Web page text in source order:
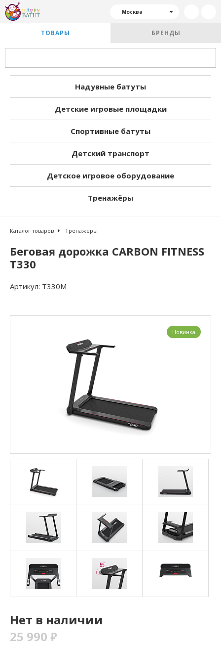
Москва
ТОВАРЫ БРЕНДЫ
Надувные батуты
Детские игровые площадки
Спортивные батуты
Детский транспорт
Детское игровое оборудование
Тренажёры
Каталог товаров Тренажеры
Беговая дорожка CARBON FITNESS
T330
Артикул: T330M
Новинка
Нет в наличии
25 990 ₽